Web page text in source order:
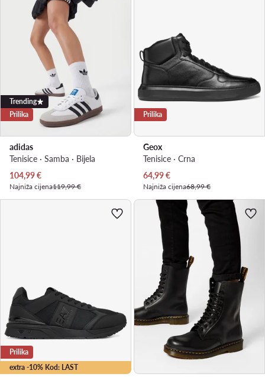
Trending
Prilika
adidas
Tenisice · Samba · Bijela
Trenutna cijena
104,99€
Najniža cijena119,99 €
Prilika
Geox
Tenisice · Crna
Trenutna cijena
64,99€
Najniža cijena68,99 €
extra -10% Kod: LAST
Prilika